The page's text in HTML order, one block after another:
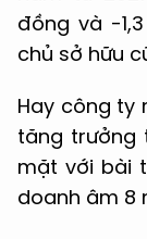
đồng và -
chủ sở hữu
Hay công ty
tăng trưởng
mặt với bài
doanh âm 8